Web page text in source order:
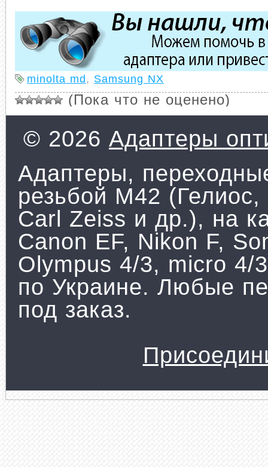
minolta md, Samsung NX
(Пока что не оценено)
© 2026 Адаптеры
Адаптеры,
резьбой М42
Carl Zeiss и др.), на
Canon EF, Nikon F,
Olympus 4/3, micro 4/
по Украине. Любые
под заказ.